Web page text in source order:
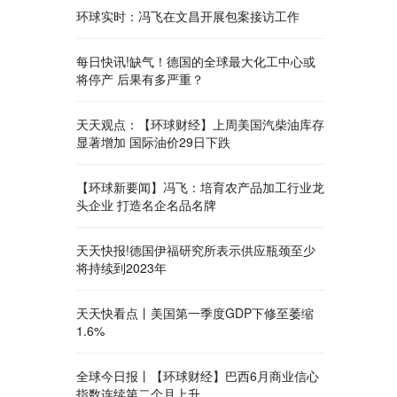
环球实时：冯飞在文昌开展包案接访工作
每日快讯!缺气！德国的全球最大化工中心或
将停产 后果有多严重？
天天观点：【环球财经】上周美国汽柴油库存
显著增加 国际油价29日下跌
【环球新要闻】冯飞：培育农产品加工行业龙
头企业 打造名企名品名牌
天天快报!德国伊福研究所表示供应瓶颈至少
将持续到2023年
天天快看点丨美国第一季度GDP下修至萎缩
1.6%
全球今日报丨【环球财经】巴西6月商业信心
指数连续第二个月上升